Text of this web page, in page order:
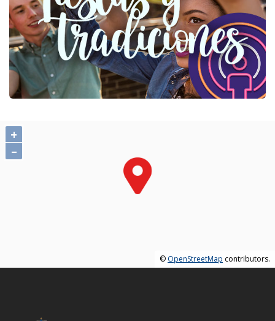
+
–
© OpenStreetMap contributors.